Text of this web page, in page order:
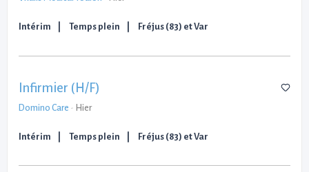
Intérim Temps plein Fréjus (83) et Var
Infirmier (H/F)
Domino Care - Hier
Intérim Temps plein Fréjus (83) et Var